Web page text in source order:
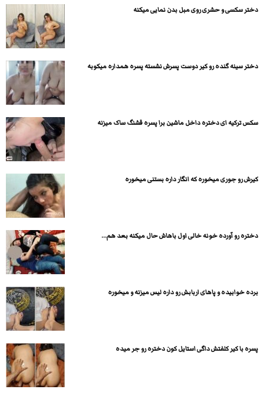
دختر سکسی و حشری روی مبل بدن نمایی میکنه
دختر سینه گنده رو کیر دوست پسرش نشسته پسره همداره میکوبه
سکس ترکیه ای دختره داخل ماشین برا پسره قشنگ ساک میزنه
کیرش رو جوری میخوره که انگار داره بستنی میخوره
دختره رو آورده خونه خالی اول باهاش حال میکنه بعد هم...
برده خوابیده و پاهای اربابش رو داره لیس میزنه و میخوره
پسره با کیر کلفتش داگی استایل کون دختره رو جر میده